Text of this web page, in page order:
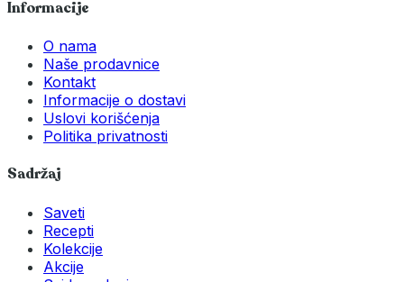
Informacije
O nama
Naše prodavnice
Kontakt
Informacije o dostavi
Uslovi korišćenja
Politika privatnosti
Sadržaj
Saveti
Recepti
Kolekcije
Akcije